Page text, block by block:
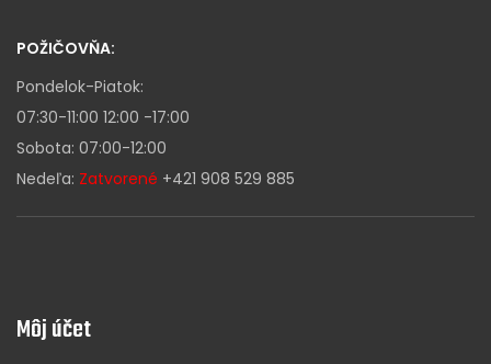
POŽIČOVŇA:
Pondelok-Piatok:
07:30-11:00 12:00 -17:00
Sobota: 07:00-12:00
Nedeľa: Zatvorené +421 908 529 885
Môj účet